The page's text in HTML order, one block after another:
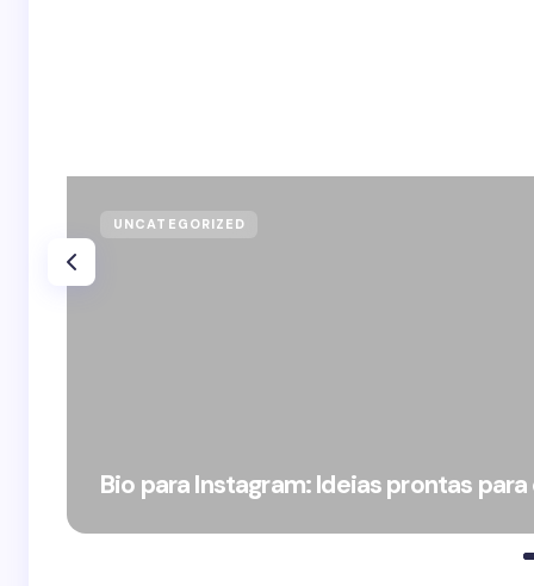
UNCATEGORIZED
Bio para Instagram: Ideias prontas